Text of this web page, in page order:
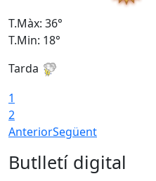
T.Màx: 36°
T.Min: 18°
Tarda
1
2
AnteriorSegüent
Butlletí digital